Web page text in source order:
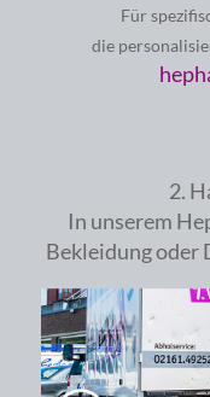
Für
die
2.
In unserem
Bekleidung oder